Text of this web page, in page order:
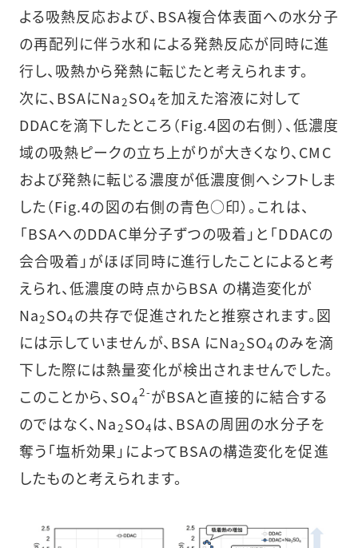
よる吸熱反応および、BSA複合体表面への水分子
の再配列に伴う水和による発熱反応が同時に進
行し、吸熱から発熱に転じたと考えられます。
次に、BSAにNa2SO4 を加えた溶液に対して
DDACを滴下したところ（Fig.4図の右側）、低濃度
域の吸熱ピークの立ち上がりが大きくなり、CMC
および発熱に転じる濃度が低濃度側へシフトしま
した（Fig.4の図の右側の青色○印）。これは、
「BSAへのDDAC単分子ずつの吸着」と「DDACの
会合吸着」がほぼ同時に進行したことによると考
えられ、低濃度の時点からBSA の構造変化が
Na2SO4の共存で促進されたと推察されます。図
には示していませんが、BSA にNa2SO4 のみを滴
下した際には熱量変化が検出されませんでした。
このことから、SO4
2-がBSAと直接的に結合する
のではなく、Na2SO4 は、BSAの周囲の水分子を
奪う「塩析効果」によってBSAの構造変化を促進
したものと考えられます。